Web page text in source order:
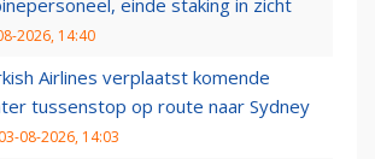
einde staking in zicht
2026, 14:40
Airlines verplaatst komende
tussenstop op route naar Sydney
03-08-2026, 14:03